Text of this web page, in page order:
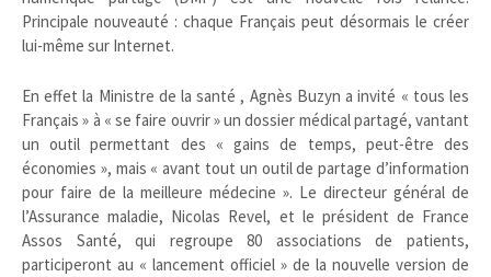
Principale nouveauté : chaque Français peut désormais le créer
lui-même sur Internet.
En effet la Ministre de la santé , Agnès Buzyn a invité « tous les
Français » à « se faire ouvrir » un dossier médical partagé, vantant
un outil permettant des « gains de temps, peut-être des
économies », mais « avant tout un outil de partage d’information
pour faire de la meilleure médecine ». Le directeur général de
l’Assurance maladie, Nicolas Revel, et le président de France
Assos Santé, qui regroupe 80 associations de patients,
participeront au « lancement officiel » de la nouvelle version de